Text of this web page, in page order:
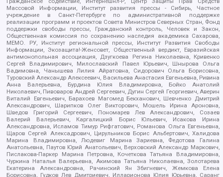
Массовой Информации, Институт развития прессы - Сибирь, Частное
учреждение в Санкт-Петербурге по административной поддержке
реализации программ и проектов Совета Министров Северных Стран, Фонд
поддержки свободы прессы, Гражданский контроль, Человек и Закон,
Общественная комиссия по сохранению наследия академика Сахарова,
МЕМО. РУ, Институт региональной прессы, Институт Развития Свободы
Информации, Экозащита!-Женсовет, Общественный вердикт, Евразийская
антимонопольная ассоциация, Дзугкоева Регина Николаевна, Кривенко
Сергей Владимирович, Милославский Павел Юрьевич, Шнырова Ольга
Вадимовна, Чанышева Лилия Айратовна, Сидорович Ольга Борисовна,
Туровский Александр Алексеевич, Васильева Анастасия Евгеньевна, Ривина
Анна Валерьевна, Бурдина Юлия Владимировна, Бойко Анатолий
Николаевич, Пивоваров Андрей Сергеевич, Дугин Сергей Георгиевич, Аверин
Виталий Евгеньевич, Барахоев Магомед Бекханович, Шевченко Дмитрий
Александрович, Шарипков Олег Викторович, Мошель Ирина Ароновна,
Шведов Григорий Сергеевич, Пономарев Лев Александрович, Созаев
Валерий Валерьевич, Каргалицкий Борис Юльевич, Исакова Ирина
Александровна, Исламов Тимур Рифгатович, Романова Ольга Евгеньевна,
Щаров Сергей Алексадрович, Цирульников Борис Альбертович, Халидова
Марина Владимировна, Людевиг Марина Зариевна, Федотова Галина
Анатольевна, Паутов Юрий Анатольевич, Верховский Александр Маркович,
Пислакова-Паркер Марина Петровна, Кочеткова Татьяна Владимировна,
Чуркина Наталья Валерьевна, Акимова Татьяна Николаевна, Золотарева
Екатерина Александровна, Рачинский Ян Збигневич, Жемкова Елена
Борисовна, Гудков Лев Дмитриевич, Илларионова Юлия Юрьевна, Саранг